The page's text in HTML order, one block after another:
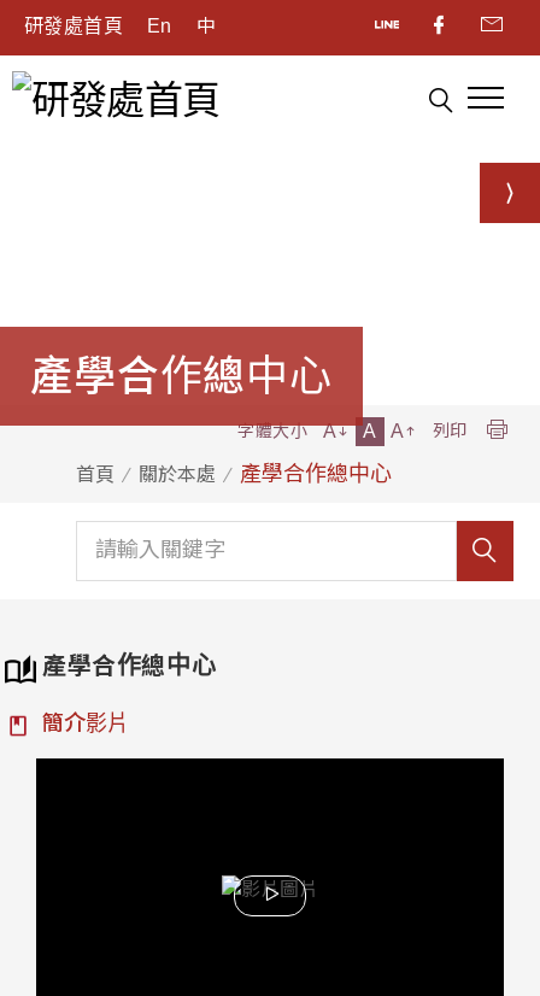
研發處首頁 En 中
產學合作總中心
首頁 關於本處 產學合作總中心
字體大小 A A A 列印
產學合作總中心
簡介影片